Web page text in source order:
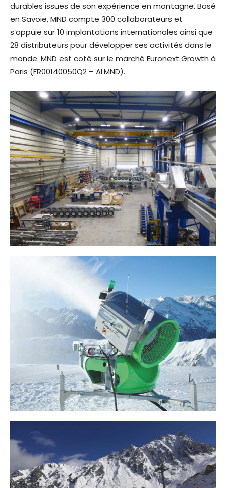
durables issues de son expérience en montagne. Basé
en Savoie, MND compte 300 collaborateurs et
s’appuie sur 10 implantations internationales ainsi que
28 distributeurs pour développer ses activités dans le
monde. MND est coté sur le marché Euronext Growth à
Paris (FR00140050Q2 – ALMND).